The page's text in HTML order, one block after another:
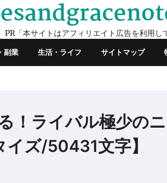
PR「本サイトはアフィリエイト広告を利用し
副業 生活・ライフ サイトマップ
！ライバル極少の
ズ/50431文字】